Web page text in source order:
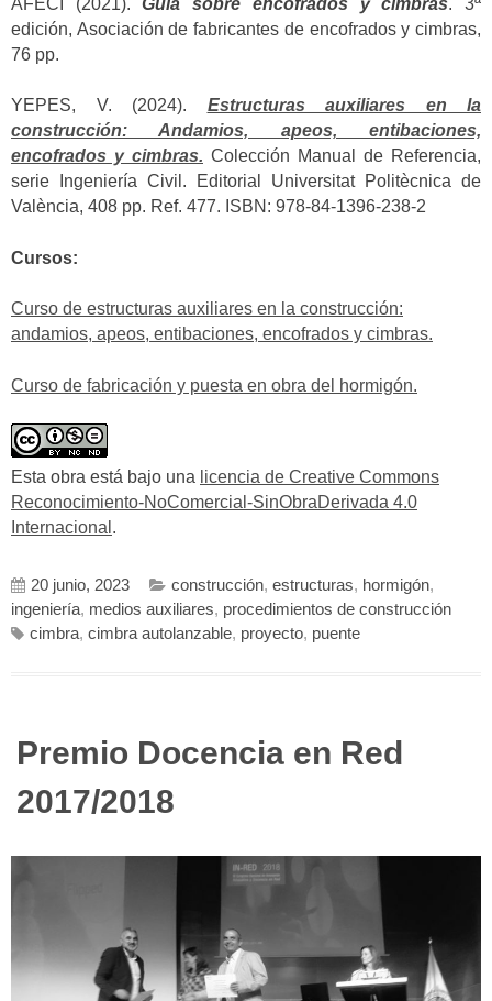
AFECI (2021).Guía sobre encofrados y cimbras. 3ª
edición, Asociación de fabricantes de encofrados y cimbras,
76 pp.
YEPES, V. (2024). Estructuras auxiliares en la
construcción: Andamios, apeos, entibaciones,
encofrados y cimbras. Colección Manual de Referencia,
serie Ingeniería Civil. Editorial Universitat Politècnica de
València, 408 pp. Ref. 477. ISBN: 978-84-1396-238-2
Cursos:
Curso de estructuras auxiliares en la construcción:
andamios, apeos, entibaciones, encofrados y cimbras.
Curso de fabricación y puesta en obra del hormigón.
Esta obra está bajo una licencia de Creative Commons
Reconocimiento-NoComercial-SinObraDerivada 4.0
Internacional .
20 junio, 2023 construcción, estructuras, hormigón,
ingeniería, medios auxiliares, procedimientos de construcción
cimbra, cimbra autolanzable, proyecto, puente
Premio Docencia en Red
2017/2018